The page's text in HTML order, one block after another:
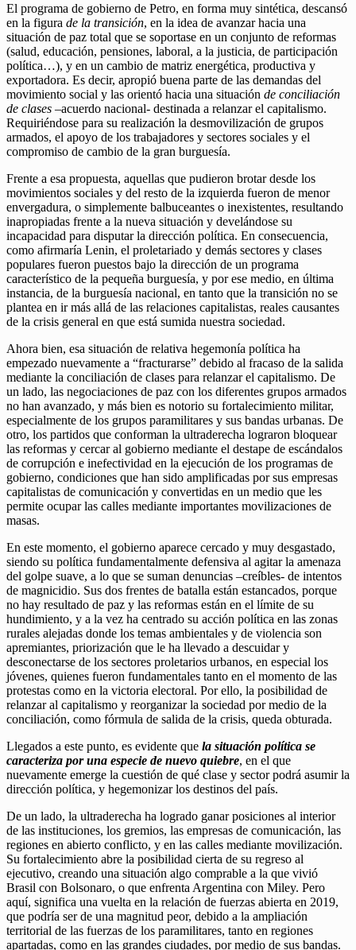
El programa de gobierno de Petro, en forma muy sintética, descansó
en la figura de la transición, en la idea de avanzar hacia una
situación de paz total que se soportase en un conjunto de reformas
(salud, educación, pensiones, laboral, a la justicia, de participación
política…), y en un cambio de matriz energética, productiva y
exportadora. Es decir, apropió buena parte de las demandas del
movimiento social y las orientó hacia una situación de conciliación
de clases –acuerdo nacional- destinada a relanzar el capitalismo.
Requiriéndose para su realización la desmovilización de grupos
armados, el apoyo de los trabajadores y sectores sociales y el
compromiso de cambio de la gran burguesía.
Frente a esa propuesta, aquellas que pudieron brotar desde los
movimientos sociales y del resto de la izquierda fueron de menor
envergadura, o simplemente balbuceantes o inexistentes, resultando
inapropiadas frente a la nueva situación y develándose su
incapacidad para disputar la dirección política. En consecuencia,
como afirmaría Lenin, el proletariado y demás sectores y clases
populares fueron puestos bajo la dirección de un programa
característico de la pequeña burguesía, y por ese medio, en última
instancia, de la burguesía nacional, en tanto que la transición no se
plantea en ir más allá de las relaciones capitalistas, reales causantes
de la crisis general en que está sumida nuestra sociedad.
Ahora bien, esa situación de relativa hegemonía política ha
empezado nuevamente a “fracturarse” debido al fracaso de la salida
mediante la conciliación de clases para relanzar el capitalismo. De
un lado, las negociaciones de paz con los diferentes grupos armados
no han avanzado, y más bien es notorio su fortalecimiento militar,
especialmente de los grupos paramilitares y sus bandas urbanas. De
otro, los partidos que conforman la ultraderecha lograron bloquear
las reformas y cercar al gobierno mediante el destape de escándalos
de corrupción e inefectividad en la ejecución de los programas de
gobierno, condiciones que han sido amplificadas por sus empresas
capitalistas de comunicación y convertidas en un medio que les
permite ocupar las calles mediante importantes movilizaciones de
masas.
En este momento, el gobierno aparece cercado y muy desgastado,
siendo su política fundamentalmente defensiva al agitar la amenaza
del golpe suave, a lo que se suman denuncias –creíbles- de intentos
de magnicidio. Sus dos frentes de batalla están estancados, porque
no hay resultado de paz y las reformas están en el límite de su
hundimiento, y a la vez ha centrado su acción política en las zonas
rurales alejadas donde los temas ambientales y de violencia son
apremiantes, priorización que le ha llevado a descuidar y
desconectarse de los sectores proletarios urbanos, en especial los
jóvenes, quienes fueron fundamentales tanto en el momento de las
protestas como en la victoria electoral. Por ello, la posibilidad de
relanzar al capitalismo y reorganizar la sociedad por medio de la
conciliación, como fórmula de salida de la crisis, queda obturada.
Llegados a este punto, es evidente que la situación política se
caracteriza por una especie de nuevo quiebre, en el que
nuevamente emerge la cuestión de qué clase y sector podrá asumir la
dirección política, y hegemonizar los destinos del país.
De un lado, la ultraderecha ha logrado ganar posiciones al interior
de las instituciones, los gremios, las empresas de comunicación, las
regiones en abierto conflicto, y en las calles mediante movilización.
Su fortalecimiento abre la posibilidad cierta de su regreso al
ejecutivo, creando una situación algo comprable a la que vivió
Brasil con Bolsonaro, o que enfrenta Argentina con Miley. Pero
aquí, significa una vuelta en la relación de fuerzas abierta en 2019,
que podría ser de una magnitud peor, debido a la ampliación
territorial de las fuerzas de los paramilitares, tanto en regiones
apartadas, como en las grandes ciudades, por medio de sus bandas.